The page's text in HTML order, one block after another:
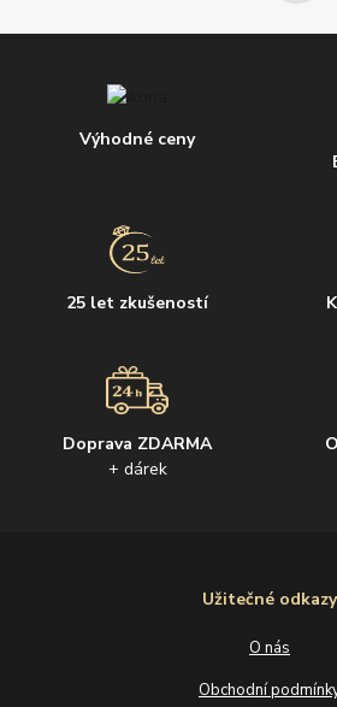
Výhodné ceny
25 let zkušeností
Doprava ZDARMA
+ dárek
Užitečné odkazy
O nás
Obchodní